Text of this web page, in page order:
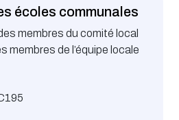
écoles communales
membres du comité local
membres de l’équipe locale